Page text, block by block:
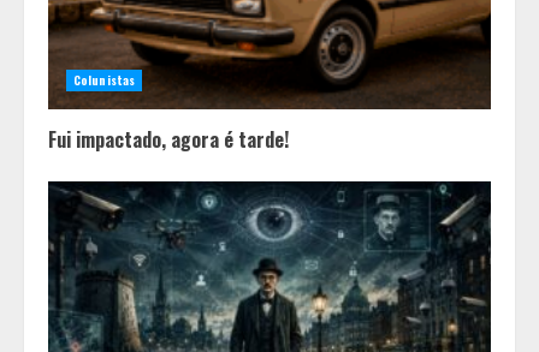
Colunistas
Fui impactado, agora é tarde!